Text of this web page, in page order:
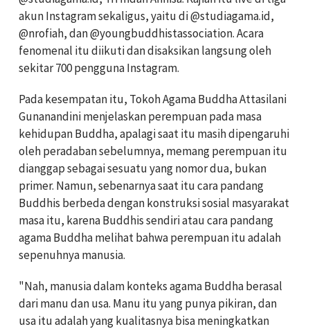
akun Instagram sekaligus, yaitu di @studiagama.id,
@nrofiah, dan @youngbuddhistassociation. Acara
fenomenal itu diikuti dan disaksikan langsung oleh
sekitar 700 pengguna Instagram.
Pada kesempatan itu, Tokoh Agama Buddha Attasilani
Gunanandini menjelaskan perempuan pada masa
kehidupan Buddha, apalagi saat itu masih dipengaruhi
oleh peradaban sebelumnya, memang perempuan itu
dianggap sebagai sesuatu yang nomor dua, bukan
primer. Namun, sebenarnya saat itu cara pandang
Buddhis berbeda dengan konstruksi sosial masyarakat
masa itu, karena Buddhis sendiri atau cara pandang
agama Buddha melihat bahwa perempuan itu adalah
sepenuhnya manusia.
"Nah, manusia dalam konteks agama Buddha berasal
dari manu dan usa. Manu itu yang punya pikiran, dan
usa itu adalah yang kualitasnya bisa meningkatkan